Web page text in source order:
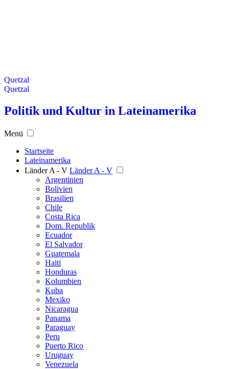
Quetzal
Quetzal
Politik und Kultur in Lateinamerika
Menü
Startseite
Lateinamerika
Länder A - V Länder A - V
Argentinien
Bolivien
Brasilien
Chile
Costa Rica
Dom. Republik
Ecuador
El Salvador
Guatemala
Haiti
Honduras
Kolumbien
Kuba
Mexiko
Nicaragua
Panama
Paraguay
Peru
Puerto Rico
Uruguay
Venezuela